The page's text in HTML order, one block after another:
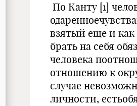
По Канту [1]
взятый еще и как
брать на себя
человека
отношению к
случае
личности,